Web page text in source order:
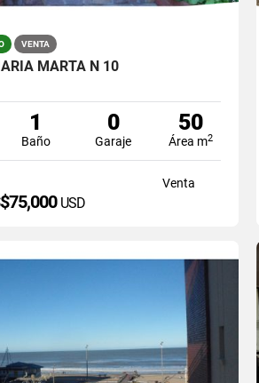
VENTA
MARTA N 10
1
Baño
0
Garaje
50
Área m2
Venta
USD